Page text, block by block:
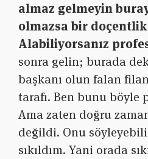
almaz gelmeyin
olmazsa bir doçentlik
Alabiliyorsanız
sonra gelin; burada
başkanı olun falan
tarafı. Ben bunu böyle
Ama zaten doğru
değildi. Onu
sıkıldım. Yani orada